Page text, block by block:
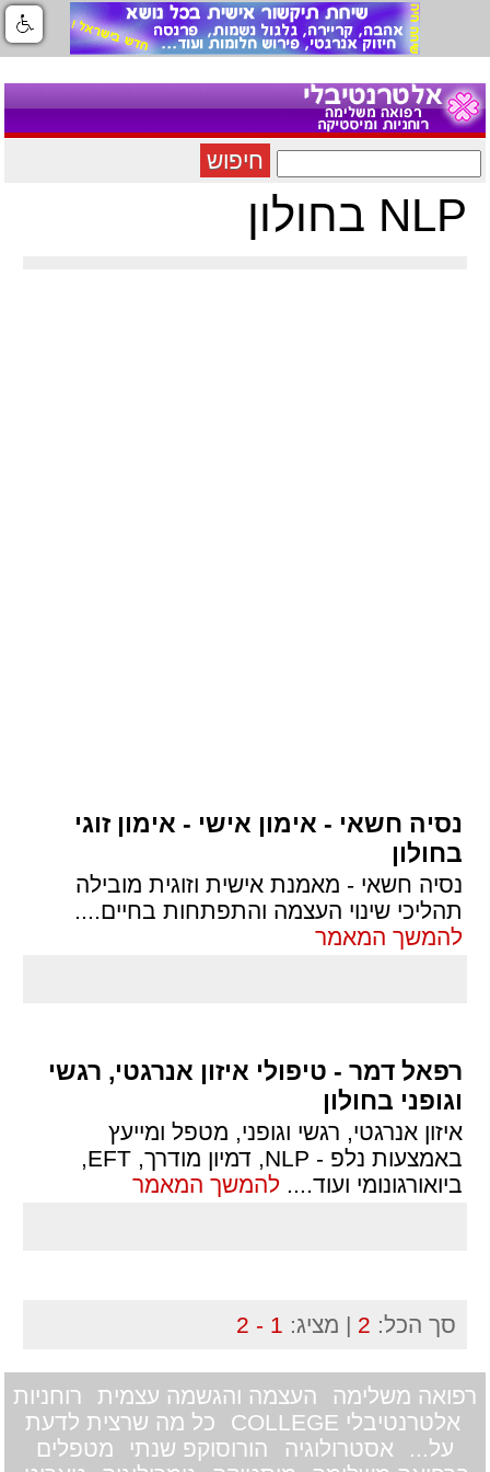
חיפוש
NLP בחולון
נסיה חשאי - אימון אישי - אימון זוגי
בחולון
נסיה חשאי - מאמנת אישית וזוגית מובילה
תהליכי שינוי העצמה והתפתחות בחיים....
להמשך המאמר
רפאל דמר - טיפולי איזון אנרגטי, רגשי
וגופני בחולון
איזון אנרגטי, רגשי וגופני, מטפל ומייעץ
באמצעות נלפ - NLP, דמיון מודרך, EFT,
ביואורגונומי ועוד.... להמשך המאמר
סך הכל: 2 | מציג: 1 - 2
רפואה משלימה העצמה והגשמה עצמית
רוחניות
אלטרנטיבלי COLLEGE
כל מה שרצית לדעת
על...
אסטרולוגיה הורוסוקפ שנתי
מטפלים